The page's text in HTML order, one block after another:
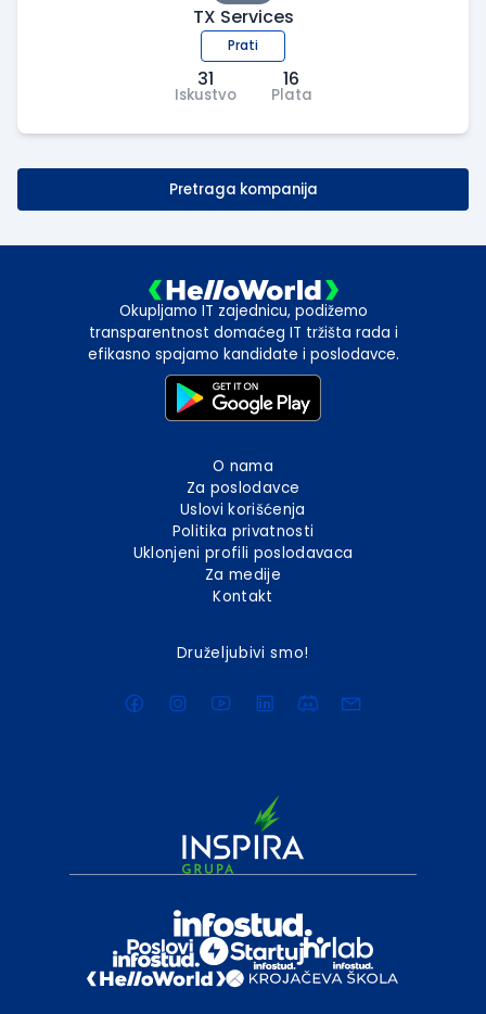
TX Services
Prati
31
Iskustvo
16
Plata
Pretraga kompanija
Okupljamo IT zajednicu, podižemo
transparentnost domaćeg IT tržišta rada i
efikasno spajamo kandidate i poslodavce.
O nama
Za poslodavce
Uslovi korišćenja
Politika privatnosti
Uklonjeni profili poslodavaca
Za medije
Kontakt
Druželjubivi smo!